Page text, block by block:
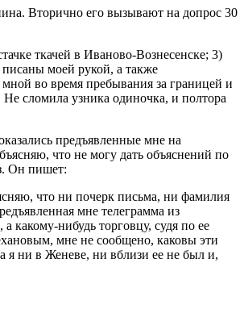
Вторично его вызывают на допрос 30
ткачей в Иваново-Вознесенске; 3)
моей рукой, а также
во время пребывания за границей и
сломила узника одиночка, и полтора
предъявленные мне на
что не могу дать объяснений по
Он пишет:
что ни почерк письма, ни фамилия
мне телеграмма из
какому-нибудь торговцу, судя по ее
мне не сообщено, каковы эти
я ни в Женеве, ни вблизи ее не был и,